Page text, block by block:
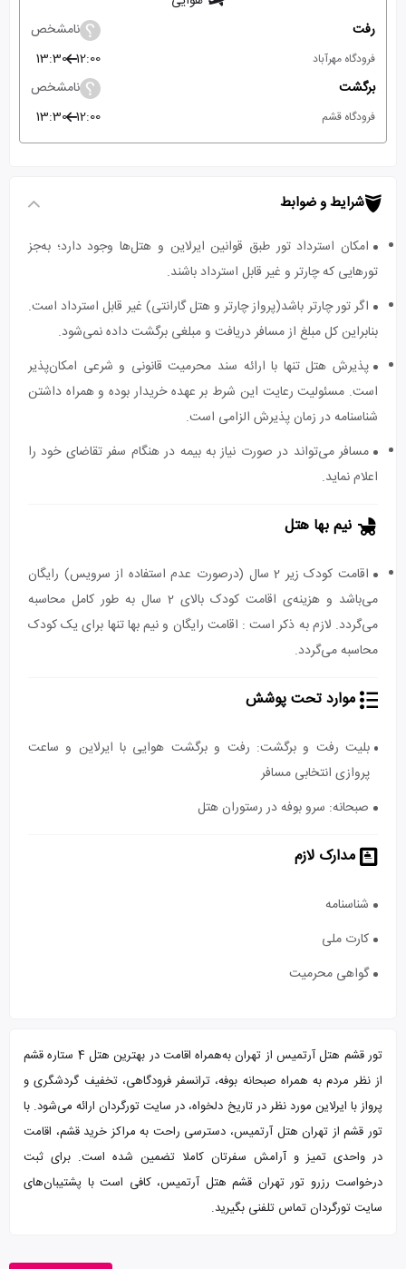
رفت
نامشخص
فرودگاه مهرآباد 12:00
13:30
برگشت
نامشخص
فرودگاه قشم 12:00
13:30
شرایط و ضوابط
امکان استرداد تور طبق قوانین ایرلاین و هتل‌ها وجود دارد؛ به‌جز
تورهایی که چارتر و غیر قابل استرداد باشند.
اگر تور چارتر باشد(پرواز چارتر و هتل گارانتی) غیر قابل استرداد است.
بنابراین کل مبلغ از مسافر دریافت و مبلغی برگشت داده نمی‌شود.
پذیرش هتل تنها با ارائه سند محرمیت قانونی و شرعی امکان‌پذیر
است. مسئولیت رعایت این شرط بر عهده خریدار بوده و همراه داشتن
شناسنامه در زمان پذیرش الزامی است.
مسافر می‌تواند در صورت نیاز به بیمه در هنگام سفر تقاضای خود را
اعلام نماید.
نیم بها هتل
اقامت کودک زیر 2 سال (درصورت عدم استفاده از سرویس) رایگان
می‌باشد و هزینه‌ی اقامت کودک بالای 2 سال به طور کامل محاسبه
می‌گردد. لازم به ذکر است : اقامت رایگان و نیم بها تنها برای یک کودک
محاسبه می‌گردد.
موارد تحت پوشش
بلیت رفت و برگشت: رفت و برگشت هوایی با ایرلاین و ساعت
پروازی انتخابی مسافر
صبحانه: سرو بوفه در رستوران هتل
مدارک لازم
شناسنامه
کارت ملی
گواهی محرمیت
تور قشم هتل آرتمیس از تهران به‌همراه اقامت در بهترین هتل 4 ستاره قشم
از نظر مردم به همراه صبحانه بوفه، ترانسفر فرودگاهی، تخفیف گردشگری و
پرواز با ایرلاین مورد نظر در تاریخ دلخواه، در سایت تورگردان ارائه می‌شود. با
تور قشم از تهران هتل آرتمیس، دسترسی‌ راحت به مراکز خرید قشم، اقامت
در واحدی تمیز و آرامش سفرتان کاملا تضمین شده است. برای ثبت
درخواست رزرو تور تهران قشم هتل آرتمیس، کافی است با پشتیبان‌های
سایت تورگردان تماس تلفنی بگیرید.